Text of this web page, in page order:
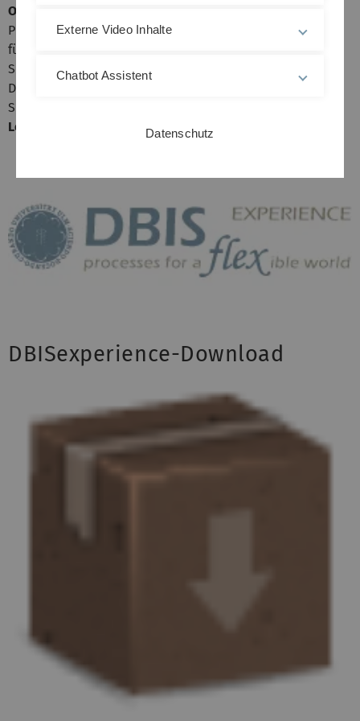
O
Projekt von Fraunhofer, das die Entwicklung von Lösungen
für ein flexibles, semi-automatisiertes Prozess- und
Service-Management zum Ziel hat.
Die Anforderungen an Konzepte und Technologien von
SPOT stammen aus den Domänen
Logistik
DBISexperience-Download
Externe Video Inhalte
Chatbot Assistent
Datenschutz